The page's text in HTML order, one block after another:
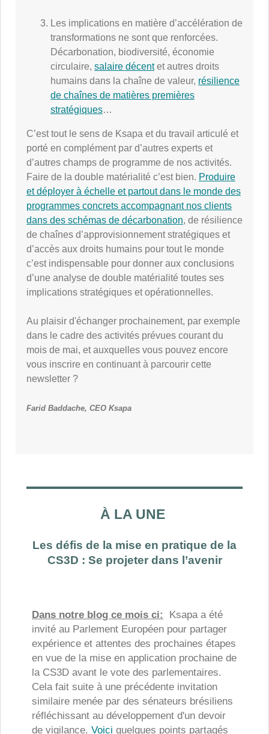
Les implications en matière d’accélération de
transformations ne sont que renforcées.
Décarbonation, biodiversité, économie
circulaire, salaire décentet autres droits
humains dans la chaîne de valeur, résilience
de chaînes de matières premières
stratégiques…
C’est tout le sens de Ksapa et du travail articulé et
porté en complément par d’autres experts et
d’autres champs de programme de nos activités.
Faire de la double matérialité c’est bien. Produire
et déployer à échelle et partout dans le monde des
programmes concrets accompagnant nos clients
dans des schémas de décarbonation, de résilience
de chaînes d’approvisionnement stratégiques et
d’accès aux droits humains pour tout le monde
c’est indispensable pour donner aux conclusions
d’une analyse de double matérialité toutes ses
implications stratégiques et opérationnelles.
Au plaisir d'échanger prochainement, par exemple
dans le cadre des activités prévues courant du
mois de mai, et auxquelles vous pouvez encore
vous inscrire en continuant à parcourir cette
newsletter ?
Farid Baddache, CEO Ksapa
À LA UNE
Les défis de la mise en pratique de la
CS3D : Se projeter dans l’avenir
Dans notre blog ce mois ci:
Ksapa a été
invité au Parlement Européen pour partager
expérience et attentes des prochaines étapes
en vue de la mise en application prochaine de
la CS3D avant le vote des parlementaires.
Cela fait suite à une précédente invitation
similaire menée par des sénateurs brésiliens
réfléchissant au développement d'un devoir
de vigilance. Voici quelques points partagés